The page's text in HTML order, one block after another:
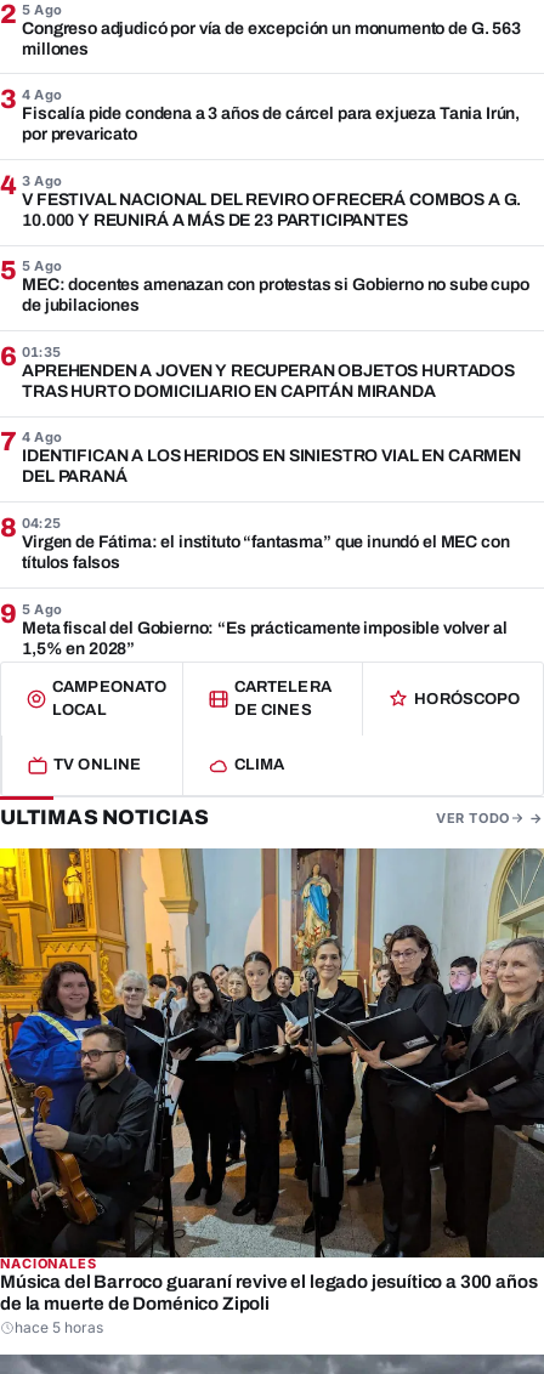
2 5 Ago
Congreso adjudicó por vía de excepción un monumento de G. 563
millones
3 4 Ago
Fiscalía pide condena a 3 años de cárcel para exjueza Tania Irún,
por prevaricato
4 3 Ago
V FESTIVAL NACIONAL DEL REVIRO OFRECERÁ COMBOS A G.
10.000 Y REUNIRÁ A MÁS DE 23 PARTICIPANTES
5 5 Ago
MEC: docentes amenazan con protestas si Gobierno no sube cupo
de jubilaciones
6 01:35
APREHENDEN A JOVEN Y RECUPERAN OBJETOS HURTADOS
TRAS HURTO DOMICILIARIO EN CAPITÁN MIRANDA
7 4 Ago
IDENTIFICAN A LOS HERIDOS EN SINIESTRO VIAL EN CARMEN
DEL PARANÁ
8 04:25
Virgen de Fátima: el instituto “fantasma” que inundó el MEC con
títulos falsos
9 5 Ago
Meta fiscal del Gobierno: “Es prácticamente imposible volver al
1,5% en 2028”
CAMPEONATO
LOCAL
CARTELERA
DE CINES
HORÓSCOPO
TV ONLINE CLIMA
ULTIMAS NOTICIAS VER TODO
NACIONALES
Música del Barroco guaraní revive el legado jesuítico a 300 años
de la muerte de Doménico Zipoli
hace 5 horas